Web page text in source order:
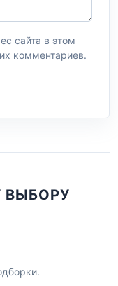
сайта в этом
комментариев.